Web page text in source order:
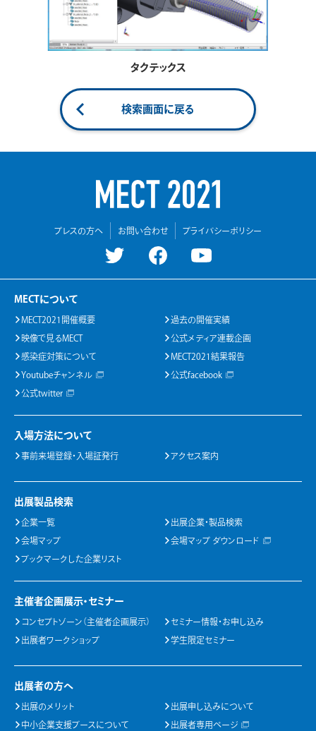
タクテックス
検索画面に戻る
プレスの方へ お問い合わせ プライバシーポリシー
MECTについて
MECT2021開催概要 過去の開催実績
映像で見るMECT 公式メディア連載企画
感染症対策について MECT2021結果報告
Youtubeチャンネル 公式facebook
公式twitter
入場方法について
事前来場登録・入場証発行 アクセス案内
出展製品検索
企業一覧 出展企業・製品検索
会場マップ 会場マップ ダウンロード
ブックマークした企業リスト
主催者企画展示・セミナー
コンセプトゾーン（主催者企画展示） セミナー情報・お申し込み
出展者ワークショップ 学生限定セミナー
出展者の方へ
出展のメリット 出展申し込みについて
中小企業支援ブースについて 出展者専用ページ